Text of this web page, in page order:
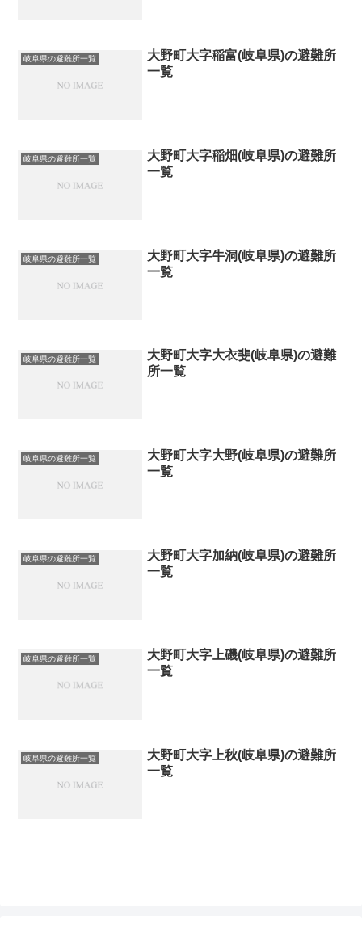
岐阜県の避難所一覧
大野町大字稲富(岐阜県)の避難所
一覧
岐阜県の避難所一覧
大野町大字稲畑(岐阜県)の避難所
一覧
岐阜県の避難所一覧
大野町大字牛洞(岐阜県)の避難所
一覧
岐阜県の避難所一覧
大野町大字大衣斐(岐阜県)の避難
所一覧
岐阜県の避難所一覧
大野町大字大野(岐阜県)の避難所
一覧
岐阜県の避難所一覧
大野町大字加納(岐阜県)の避難所
一覧
岐阜県の避難所一覧
大野町大字上磯(岐阜県)の避難所
一覧
岐阜県の避難所一覧
大野町大字上秋(岐阜県)の避難所
一覧